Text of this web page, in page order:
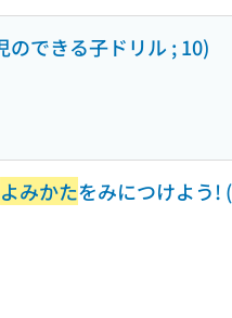
のできる子ドリル ; 10)
よみかたをみにつけよう!